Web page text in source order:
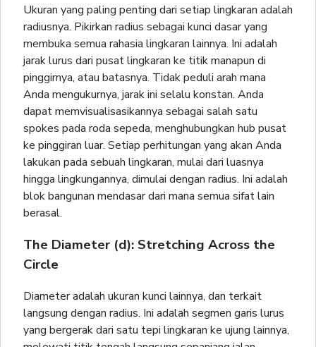
Ukuran yang paling penting dari setiap lingkaran adalah
radiusnya. Pikirkan radius sebagai kunci dasar yang
membuka semua rahasia lingkaran lainnya. Ini adalah
jarak lurus dari pusat lingkaran ke titik manapun di
pinggirnya, atau batasnya. Tidak peduli arah mana
Anda mengukurnya, jarak ini selalu konstan. Anda
dapat memvisualisasikannya sebagai salah satu
spokes pada roda sepeda, menghubungkan hub pusat
ke pinggiran luar. Setiap perhitungan yang akan Anda
lakukan pada sebuah lingkaran, mulai dari luasnya
hingga lingkungannya, dimulai dengan radius. Ini adalah
blok bangunan mendasar dari mana semua sifat lain
berasal.
The Diameter (d): Stretching Across the
Circle
Diameter adalah ukuran kunci lainnya, dan terkait
langsung dengan radius. Ini adalah segmen garis lurus
yang bergerak dari satu tepi lingkaran ke ujung lainnya,